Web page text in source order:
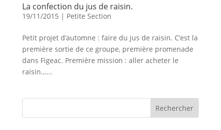
La confection du jus de raisin.
19/11/2015 | Petite Section
Petit projet d’automne : faire du jus de raisin. C’est la
première sortie de ce groupe, première promenade
dans Figeac. Première mission : aller acheter le
raisin…...